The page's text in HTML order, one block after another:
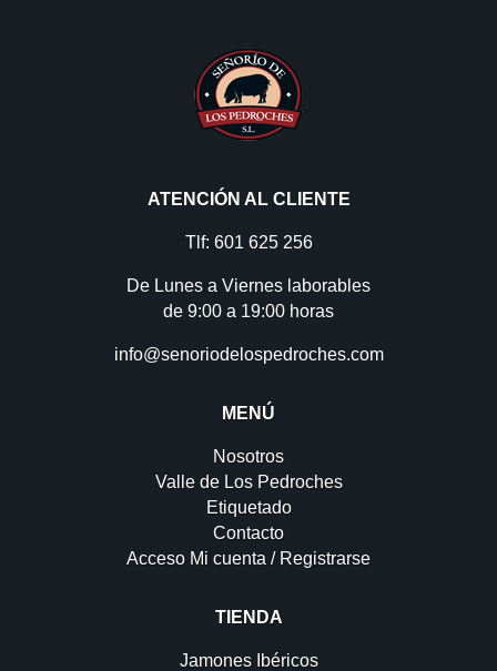
ATENCIÓN AL CLIENTE
Tlf: 601 625 256
De Lunes a Viernes laborables
de 9:00 a 19:00 horas
info@senoriodelospedroches.com
MENÚ
Nosotros
Valle de Los Pedroches
Etiquetado
Contacto
Acceso Mi cuenta / Registrarse
TIENDA
Jamones Ibéricos